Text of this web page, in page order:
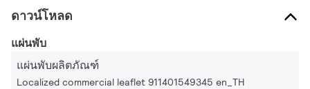
ดาวน์โหลด
แผ่นพับ
แผ่นพับผลิตภัณฑ์
Localized commercial leaflet 911401549345 en_TH